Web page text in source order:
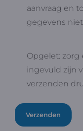
aanvraag en
gegevens
Opgelet: zorg
ingevuld zijn
verzenden
Verzenden